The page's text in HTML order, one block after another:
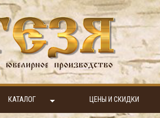
КАТАЛОГ ЦЕНЫ И СКИДКИ